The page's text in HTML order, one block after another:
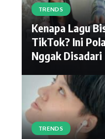
TRENDS
Kenapa Lagu
TikTok? Ini
Nggak Disadari
TRENDS